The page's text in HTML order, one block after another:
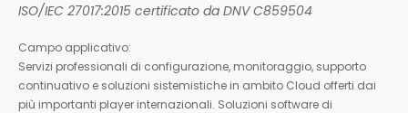
ISO/IEC 27017:2015 certificato da DNV C859504
Campo applicativo:
Servizi professionali di configurazione, monitoraggio, supporto
continuativo e soluzioni sistemistiche in ambito Cloud offerti dai
più importanti player internazionali. Soluzioni software di